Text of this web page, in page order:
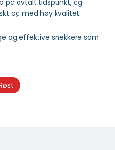
på avtalt tidspunkt, og
og med høy kvalitet.
og effektive snekkere som